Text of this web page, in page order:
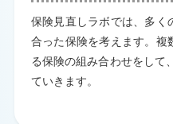
保険見直しラボでは、多く
合った保険を考えます。複
る保険の組み合わせをして
ていきます。